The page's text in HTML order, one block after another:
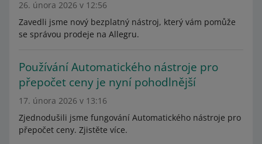
26. února 2026 v 12:56
Zavedli jsme nový bezplatný nástroj, který vám pomůže
se správou prodeje na Allegru.
Používání Automatického nástroje pro
přepočet ceny je nyní pohodlnější
17. února 2026 v 13:16
Zjednodušili jsme fungování Automatického nástroje pro
přepočet ceny. Zjistěte více.